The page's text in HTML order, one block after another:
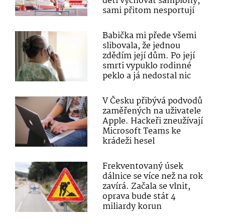
sami přitom nesportují
Babička mi přede všemi
slibovala, že jednou
zdědím její dům. Po její
smrti vypuklo rodinné
peklo a já nedostal nic
V Česku přibývá podvodů
zaměřených na uživatele
Apple. Hackeři zneužívají
Microsoft Teams ke
krádeži hesel
Frekventovaný úsek
dálnice se více než na rok
zavírá. Začala se vlnit,
oprava bude stát 4
miliardy korun